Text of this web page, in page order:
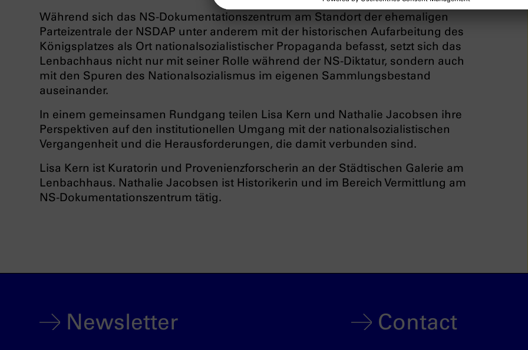
Während sich das NS-Dokumentationszentrum am Standort der ehemaligen
Parteizentrale der NSDAP unter anderem mit der historischen Aufarbeitung des
Königsplatzes als Ort nationalsozialistischer Propaganda befasst, setzt sich das
Lenbachhaus nicht nur mit seiner Rolle während der NS-Diktatur, sondern auch
mit den Spuren des Nationalsozialismus im eigenen Sammlungsbestand
auseinander.
In einem gemeinsamen Rundgang teilen Lisa Kern und Nathalie Jacobsen ihre
Perspektiven auf den institutionellen Umgang mit der nationalsozialistischen
Vergangenheit und die Herausforderungen, die damit verbunden sind.
Lisa Kern ist Kuratorin und Provenienzforscherin an der Städtischen Galerie am
Lenbachhaus. Nathalie Jacobsen ist Historikerin und im Bereich Vermittlung am
NS-Dokumentationszentrum tätig.
Newsletter Contact